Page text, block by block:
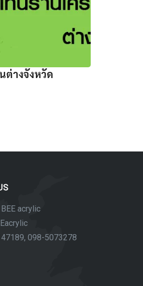
ต่างจังหวัด
acrylic
098-5073278